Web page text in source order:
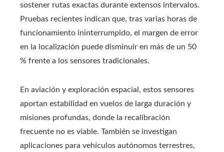
sostener rutas exactas durante extensos intervalos.
Pruebas recientes indican que, tras varias horas de
funcionamiento ininterrumpido, el margen de error
en la localización puede disminuir en más de un 50
% frente a los sensores tradicionales.
En aviación y exploración espacial, estos sensores
aportan estabilidad en vuelos de larga duración y
misiones profundas, donde la recalibración
frecuente no es viable. También se investigan
aplicaciones para vehículos autónomos terrestres,